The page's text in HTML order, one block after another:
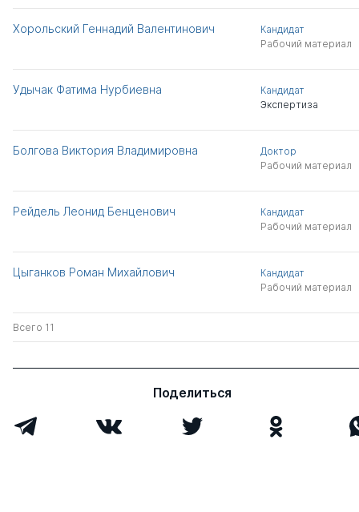
Хорольский Геннадий Валентинович
Кандидат
Рабочий материал
Удычак Фатима Нурбиевна
Кандидат
Экспертиза
Болгова Виктория Владимировна
Доктор
Рабочий материал
Рейдель Леонид Бенценович
Кандидат
Рабочий материал
Цыганков Роман Михайлович
Кандидат
Рабочий материал
Всего 11
Поделиться